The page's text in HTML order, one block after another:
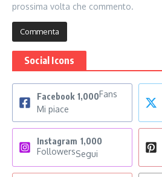
prossima volta che commento.
Social Icons
Facebook 1,000Fans
Mi piace
Instagram 1,000
FollowersSegui